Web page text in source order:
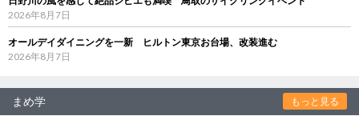
2026年8月7日
オールデイダイニングを一新 ヒルトン東京お台場、改装進む
2026年8月7日
まめ学 もっと見る